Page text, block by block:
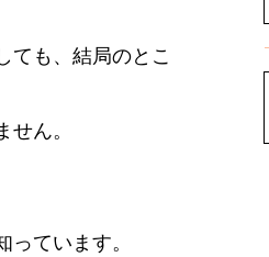
ても、結局のとこ
ん。
ています。